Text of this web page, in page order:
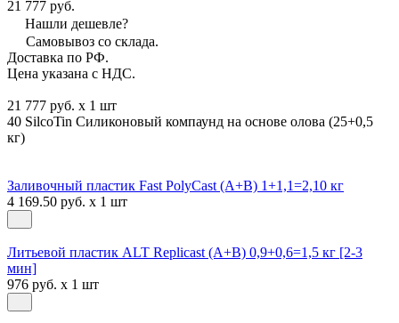
21 777 руб.
Нашли дешевле?
Самовывоз со склада.
Доставка по РФ.
Цена указана с НДС.
21 777 руб. x 1 шт
40 SilcoTin Силиконовый компаунд на основе олова (25+0,5
кг)
Заливочный пластик Fast PolyCast (A+B) 1+1,1=2,10 кг
4 169.50 руб. x 1 шт
Литьевой пластик ALT Replicast (А+В) 0,9+0,6=1,5 кг [2-3
мин]
976 руб. x 1 шт